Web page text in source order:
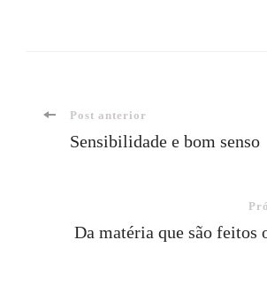
Navegação
post
Post anterior
Sensibilidade e bom senso
Da matéria que são feitos